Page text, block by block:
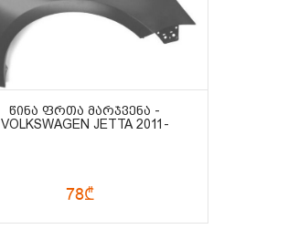
ᲬᲘᲜᲐ ᲤᲠᲗᲐ ᲛᲐᲠᲯᲕᲔᲜᲐ -
VOLKSWAGEN JETTA 2011-
78₾